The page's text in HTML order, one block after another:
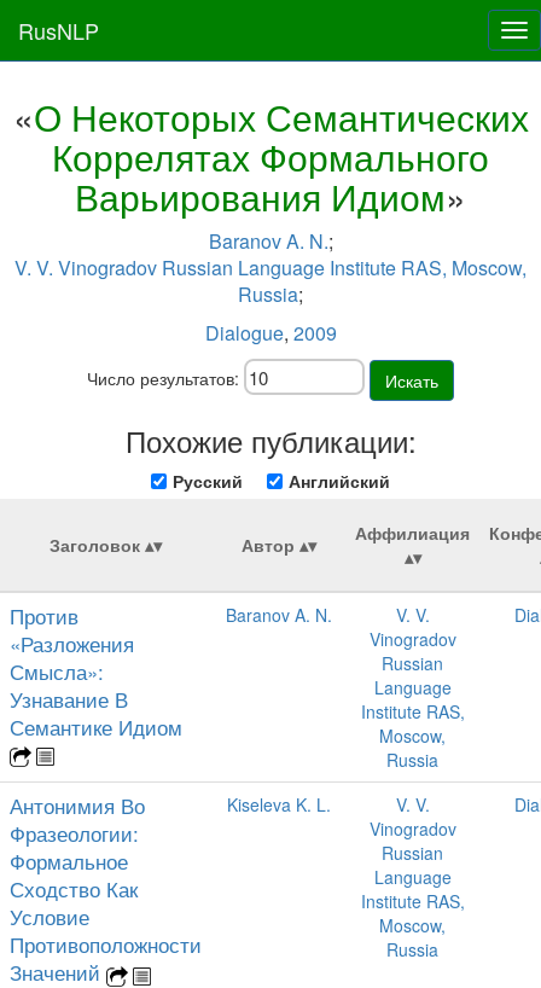
RusNLP
«О Некоторых Семантических
Коррелятах Формального
Варьирования Идиом»
Baranov A. N.;
V. V. Vinogradov Russian Language Institute RAS, Moscow,
Russia;
Dialogue, 2009
Число результатов: Искать
Похожие публикации:
Русский Английский
Заголовок Автор Аффилиация
Против
«Разложения
Смысла»:
Узнавание В
Семантике Идиом
Baranov A. N.
V. V.
Vinogradov
Russian
Language
Institute RAS,
Moscow,
Russia
Антонимия Во
Фразеологии:
Формальное
Сходство Как
Условие
Противоположности
Значений
Kiseleva K. L.
V. V.
Vinogradov
Russian
Language
Institute RAS,
Moscow,
Russia